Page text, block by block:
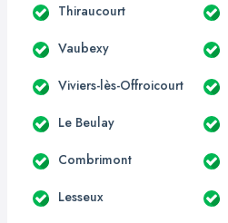
Thiraucourt
Vaubexy
Viviers-lès-Offroicourt
Le Beulay
Combrimont
Lesseux